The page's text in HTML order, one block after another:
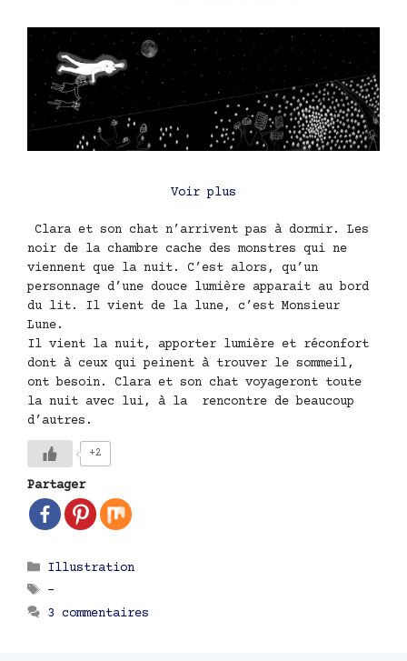
Voir plus
Clara et son chat n’arrivent pas à dormir. Les
noir de la chambre cache des monstres qui ne
viennent que la nuit. C’est alors, qu’un
personnage d’une douce lumière apparait au bord
du lit. Il vient de la lune, c’est Monsieur
Lune.
Il vient la nuit, apporter lumière et réconfort
dont à ceux qui peinent à trouver le sommeil,
ont besoin. Clara et son chat voyageront toute
la nuit avec lui, à la rencontre de beaucoup
d’autres.
+2
Partager
Catégories
Illustration
Étiquettes
-
3 commentaires